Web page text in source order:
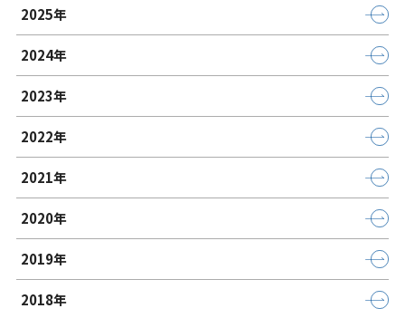
2025年
2024年
2023年
2022年
2021年
2020年
2019年
2018年